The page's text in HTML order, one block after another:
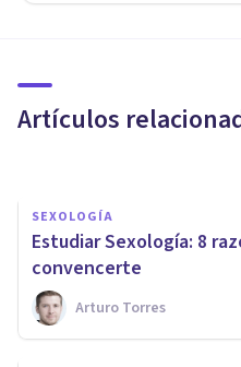
Artículos
¿Cómo ser
consejos
SEXOLOGÍA
​Estudiar Sexología: 8
convencerte
Arturo Torres